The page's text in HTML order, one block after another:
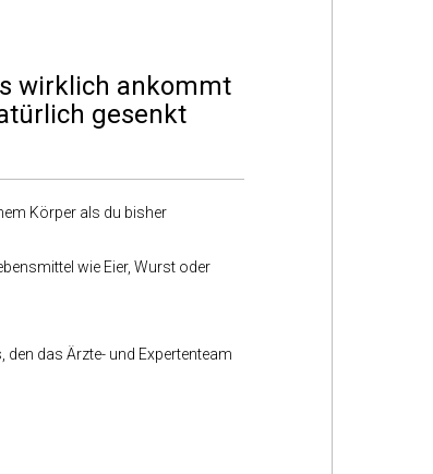
wirklich ankommt
gesenkt
Körper als du bisher
wie Eier, Wurst oder
das Ärzte- und Expertenteam